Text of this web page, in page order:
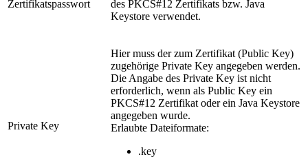
Zertifikatspasswort
des PKCS#12 Zertifikats bzw. Java
Keystore verwendet.
Private Key
Hier muss der zum Zertifikat (Public Key)
zugehörige Private Key angegeben werden.
Die Angabe des Private Key ist nicht
erforderlich, wenn als Public Key ein
PKCS#12 Zertifikat oder ein Java Keystore
angegeben wurde.
Erlaubte Dateiformate:
.key